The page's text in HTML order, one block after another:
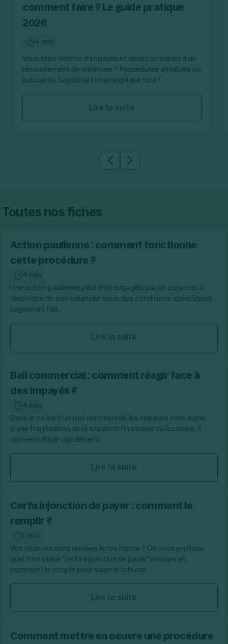
Toutes les modifications
Je suis autonome
Je souhaite être accompagné
Découvrez notre cabinet d'expertise comptable
LS Compta
Création d'EURL
Création de SASU
Création de SAS
Création d'association
Aides à la création d’entreprise
Ouverture compte pro
Fermeture d’une entreprise
comment faire ? Le guide pratique
2026
4 min
Vous êtes victime d’impayés et devez procéder à un
recouvrement de créances ? Procédures amiables ou
judiciaires, Legalstart vous explique tout !
Lire la suite
Slide précédente
Slide suivante
Toutes nos fiches
Action paulienne : comment fonctionne
cette procédure ?
4 min
Une action paulienne peut être engagée par un créancier à
l’encontre de son créancier sous des conditions spécifiques.
Legalstart fait.
Lire la suite
Bail commercial : comment réagir face à
des impayés ?
4 min
Dans le cadre d’un bail commercial, les impayés sont signe
d’une fragilisation de la situation financière du locataire. Il
convient d’agir rapidement.
Lire la suite
Cerfa injonction de payer : comment le
remplir ?
1 min
Vos relances sont restées lettre morte ? On vous explique
quel formulaire "cerfa injonction de payer" envoyer et
comment le remplir pour saisir le tribunal.
Lire la suite
Comment mettre en oeuvre une procédure